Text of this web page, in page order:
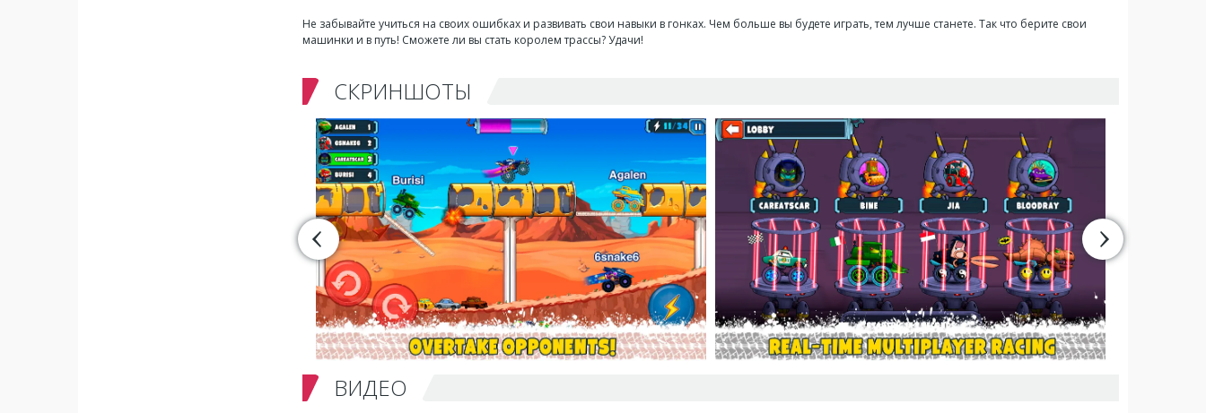
Не забывайте учиться на своих ошибках и развивать свои навыки в гонках. Чем больше вы будете играть, тем лучше станете. Так что берите свои
машинки и в путь! Сможете ли вы стать королем трассы? Удачи!
СКРИНШОТЫ
ВИДЕО